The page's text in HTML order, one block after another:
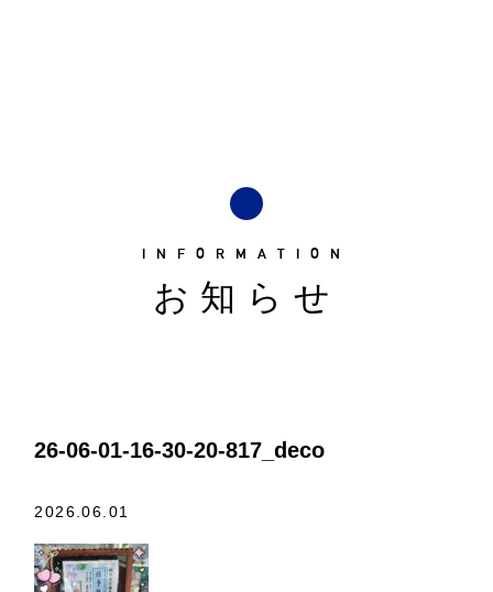
INFORMATION
お知らせ
26-06-01-16-30-20-817_deco
2026.06.01